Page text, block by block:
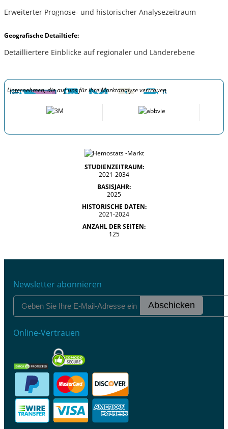
Erweiterter Prognose- und historischer Analysezeitraum
Geografische Detailtiefe:
Detailliertere Einblicke auf regionaler und Länderebene
Unternehmen, die auf uns für ihre Marktanalyse vertrauen
STUDIENZEITRAUM:
2021-2034
BASISJAHR:
2025
HISTORISCHE DATEN:
2021-2024
ANZAHL DER SEITEN:
125
Newsletter abonnieren
Abschicken
Online-Vertrauen